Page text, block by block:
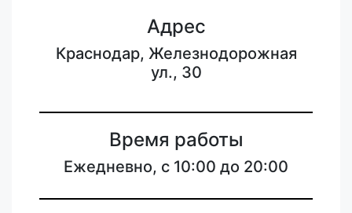
Адрес
Краснодар, Железнодорожная
ул., 30
Время работы
Ежедневно, с 10:00 до 20:00